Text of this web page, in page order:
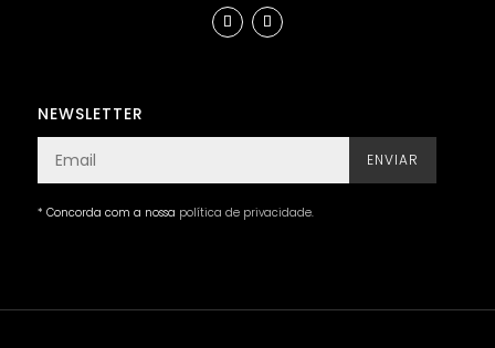
NEWSLETTER
ENVIAR
* Concorda com a nossa política de privacidade.